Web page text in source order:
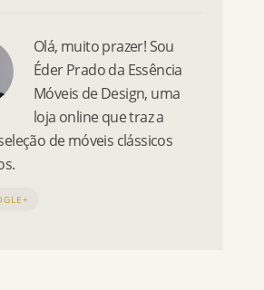
Olá, muito prazer! Sou
Éder Prado da Essência
Móveis de Design, uma
loja online que traz a
de móveis clássicos